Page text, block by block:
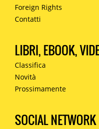
Foreign Rights
Contatti
LIBRI, EBOOK,
Classifica
Novità
Prossimamente
SOCIAL NETWORK